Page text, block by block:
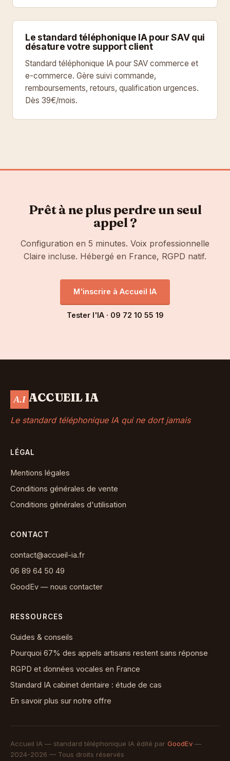
Le standard téléphonique IA pour SAV qui
désature votre support client
Standard téléphonique IA pour SAV commerce et
e-commerce. Gère suivi commande,
remboursements, retours, qualification urgences.
Dès 39€/mois.
Prêt à ne plus perdre un seul
appel ?
Configuration en 5 minutes. Voix professionnelle
Claire incluse. Hébergé en France, RGPD natif.
M'inscrire à Accueil IA
Tester l'IA · 09 72 10 55 19
ACCUEIL IA
Le standard téléphonique IA qui ne dort jamais
LÉGAL
Mentions légales
Conditions générales de vente
Conditions générales d'utilisation
CONTACT
contact@accueil-ia.fr
06 89 64 50 49
GoodEv — nous contacter
RESSOURCES
Guides & conseils
Pourquoi 67% des appels artisans restent sans réponse
RGPD et données vocales en France
Standard IA cabinet dentaire : étude de cas
En savoir plus sur notre offre
Accueil IA — standard téléphonique IA édité par GoodEv —
2024-2026 — Tous droits réservés